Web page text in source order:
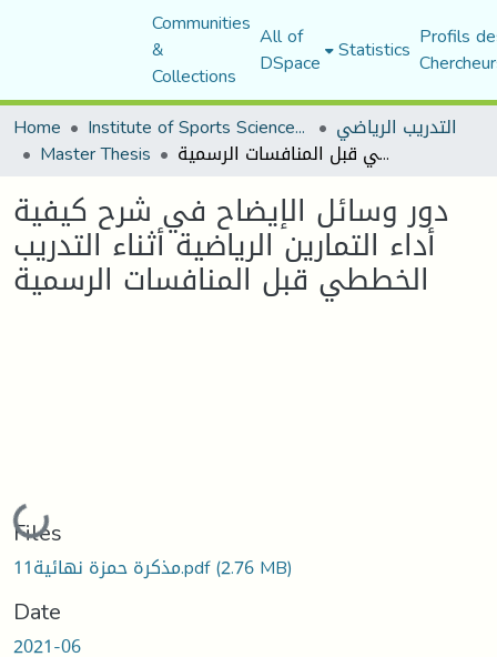
Communities
&
Collections
All of
DSpace Statistics Profils
Home
Institute of Sports Sciences and Techniques التدريب الرياضي
Master Thesis دور وسائل الإيضاح في شرح كيفية أداء التمارين الرياضية أثناء التدريب الخططي قبل المنافسات الرسمية
دور وسائل الإيضاح في شرح كيفية
أداء التمارين الرياضية أثناء التدريب
الخططي قبل المنافسات الرسمية
Loading...
Files
مذكرة حمزة نهائية11.pdf(2.76 MB)
Date
2021-06